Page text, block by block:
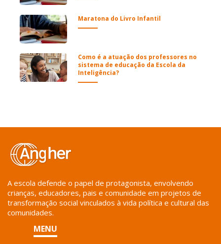
Maratona do Livro Infantil
Como é a atuação dos professores no
sistema de educação da Escola da
Inteligência?
A escola defende o papel de protagonista, envolvendo
crianças, educadores, pais e comunidade em projetos de
transformação social vinculados à vida política e cultural das
comunidades.
MENU